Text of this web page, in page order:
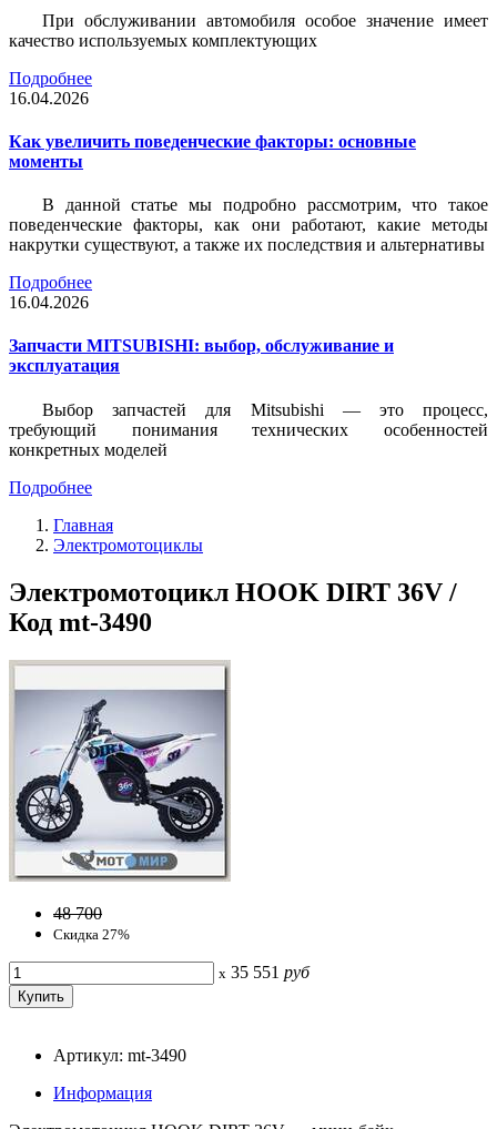
При обслуживании автомобиля особое значение имеет
качество используемых комплектующих
Подробнее
16.04.2026
Как увеличить поведенческие факторы: основные
моменты
В данной статье мы подробно рассмотрим, что такое
поведенческие факторы, как они работают, какие методы
накрутки существуют, а также их последствия и альтернативы
Подробнее
16.04.2026
Запчасти MITSUBISHI: выбор, обслуживание и
эксплуатация
Выбор запчастей для Mitsubishi — это процесс,
требующий понимания технических особенностей
конкретных моделей
Подробнее
Главная
Электромотоциклы
Электромотоцикл HOOK DIRT 36V /
Код mt-3490
48 700
Скидка 27%
x 35 551 руб
Артикул: mt-3490
Информация